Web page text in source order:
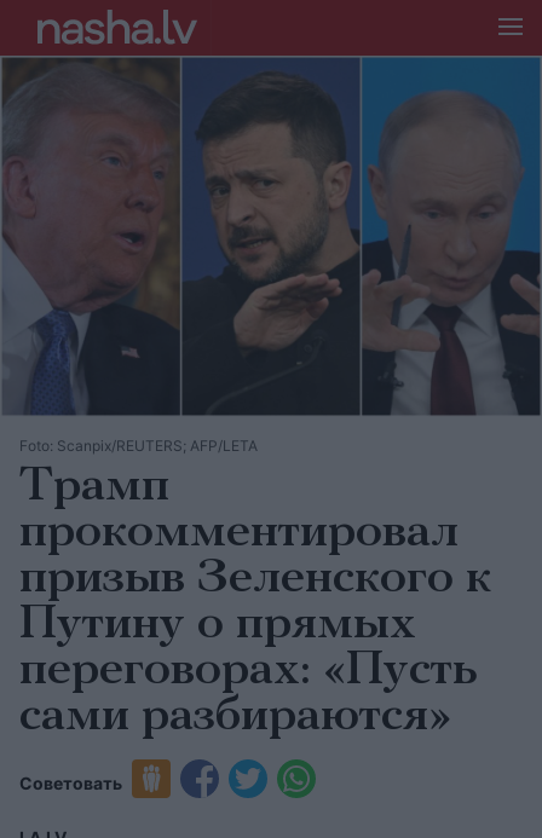
Foto: Scanpix/REUTERS; AFP/LETA
Трамп
прокомментировал
призыв Зеленского к
Путину о прямых
переговорах: «Пусть
сами разбираются»
Советовать